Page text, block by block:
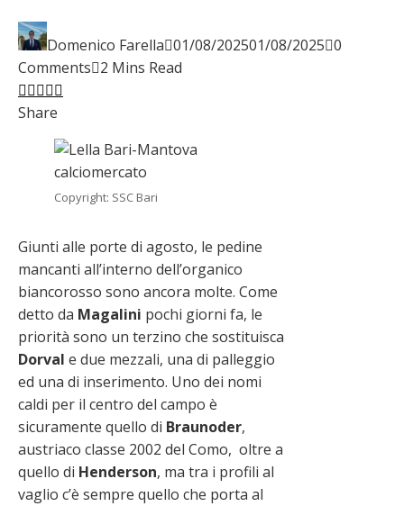
Domenico Farella 01/08/202501/08/2025 0
Comments 2 Mins Read
Facebook
Twitter
LinkedIn
Pinterest
Stumbleupon
Share
Copyright: SSC Bari
Giunti alle porte di agosto, le pedine
mancanti all’interno dell’organico
biancorosso sono ancora molte. Come
detto da Magalini pochi giorni fa, le
priorità sono un terzino che sostituisca
Dorval e due mezzali, una di palleggio
ed una di inserimento. Uno dei nomi
caldi per il centro del campo è
sicuramente quello di Braunoder,
austriaco classe 2002 del Como, oltre a
quello di Henderson, ma tra i profili al
vaglio c’è sempre quello che porta al